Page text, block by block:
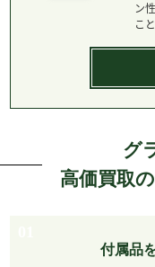
ン
こ
グ
高価買取
付属品